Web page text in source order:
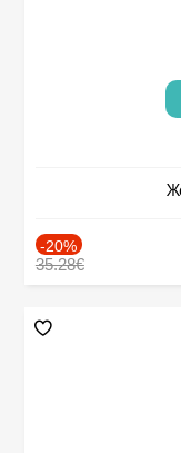
-20%
35.28€